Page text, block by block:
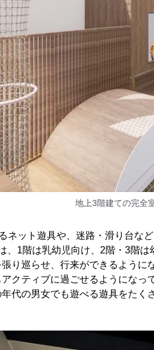
地上3階建ての完全
ネット遊具や、迷路・滑り台な
、1階は乳幼児向け、2階・3階
り巡らせ、行来ができるよう
クティブに過ごせるようにな
代の男女でも遊べる遊具をたく